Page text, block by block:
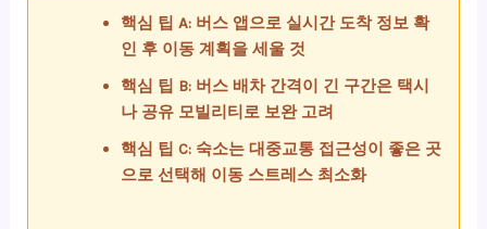
핵심 팁 A: 버스 앱으로 실시간 도착 정보 확
인 후 이동 계획을 세울 것
핵심 팁 B: 버스 배차 간격이 긴 구간은 택시
나 공유 모빌리티로 보완 고려
핵심 팁 C: 숙소는 대중교통 접근성이 좋은 곳
으로 선택해 이동 스트레스 최소화